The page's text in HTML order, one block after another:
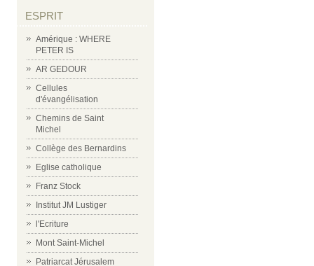
ESPRIT
Amérique : WHERE
PETER IS
AR GEDOUR
Cellules
d'évangélisation
Chemins de Saint
Michel
Collège des Bernardins
Eglise catholique
Franz Stock
Institut JM Lustiger
l'Ecriture
Mont Saint-Michel
Patriarcat Jérusalem